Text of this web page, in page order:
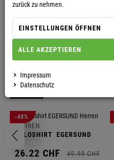
HERREN
SHOPPEN
TOPSELLER FÜR HERREN
-48%
HERREN
POLOSHIRT EGERSUND
26.22 CHF 49.99 CHF
zurück zu nehmen.
EINSTELLUNGEN ÖFFNEN
ALLE AKZEPTIEREN
Impressum
Datenschutz